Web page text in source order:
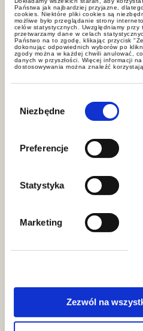
Państwa jak najbardziej przyjazne,
cookies. Niektóre pliki cookies są
możliwe było przeglądanie strony
celów statystycznych. Uwzględniamy przy
przetwarzamy dane w celach
Państwo na to zgodę, klikając przycisk
dokonując odpowiednich wyborów po
zgody można w każdej chwili anulować,
danych w przyszłości. Więcej informacji
dostosowywania można znaleźć
zgody
Niezbędne
Preferencje
Statystyka
Marketing
Zezwól na
Aktualności
aktualności
VAT od pożyczki.
chciał
przeciwko